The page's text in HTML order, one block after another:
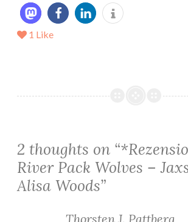
1 Like
2 thoughts on “
River Pack Wolves –
Alisa Woods”
Thorsten J. Pattberg